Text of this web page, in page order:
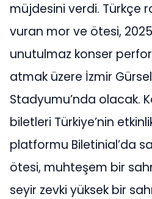
müjdesini verdi. Türkçe
vuran mor ve ötesi, 2025
unutulmaz konser
atmak üzere İzmir
Stadyumu’nda olacak.
biletleri Türkiye’nin
platformu Biletinial’da
ötesi, muhteşem bir
seyir zevki yüksek bir